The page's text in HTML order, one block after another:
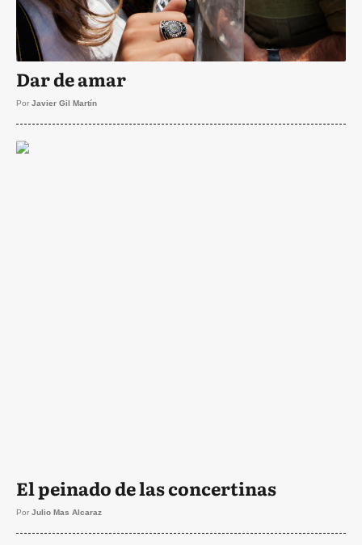
Dar de amar
Por Javier Gil Martín
El peinado de las concertinas
Por Julio Mas Alcaraz